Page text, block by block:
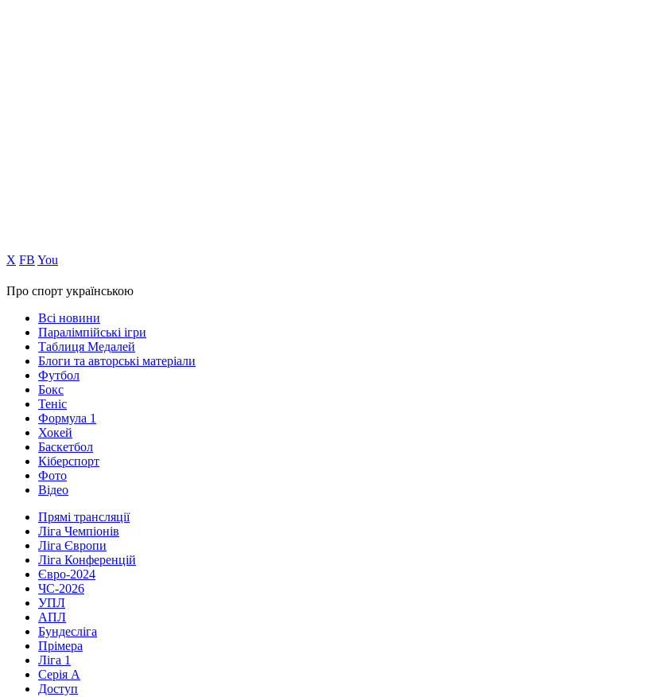
Х FB You
Про спорт українською
Всі новини
Паралімпійські ігри
Таблиця Медалей
Блоги та авторські матеріали
Футбол
Бокс
Теніс
Формула 1
Хокей
Баскетбол
Кіберспорт
Фото
Відео
Прямі трансляції
Ліга Чемпіонів
Ліга Європи
Ліга Конференцій
Євро-2024
ЧС-2026
УПЛ
АПЛ
Бундесліга
Прімера
Ліга 1
Серія А
Доступ